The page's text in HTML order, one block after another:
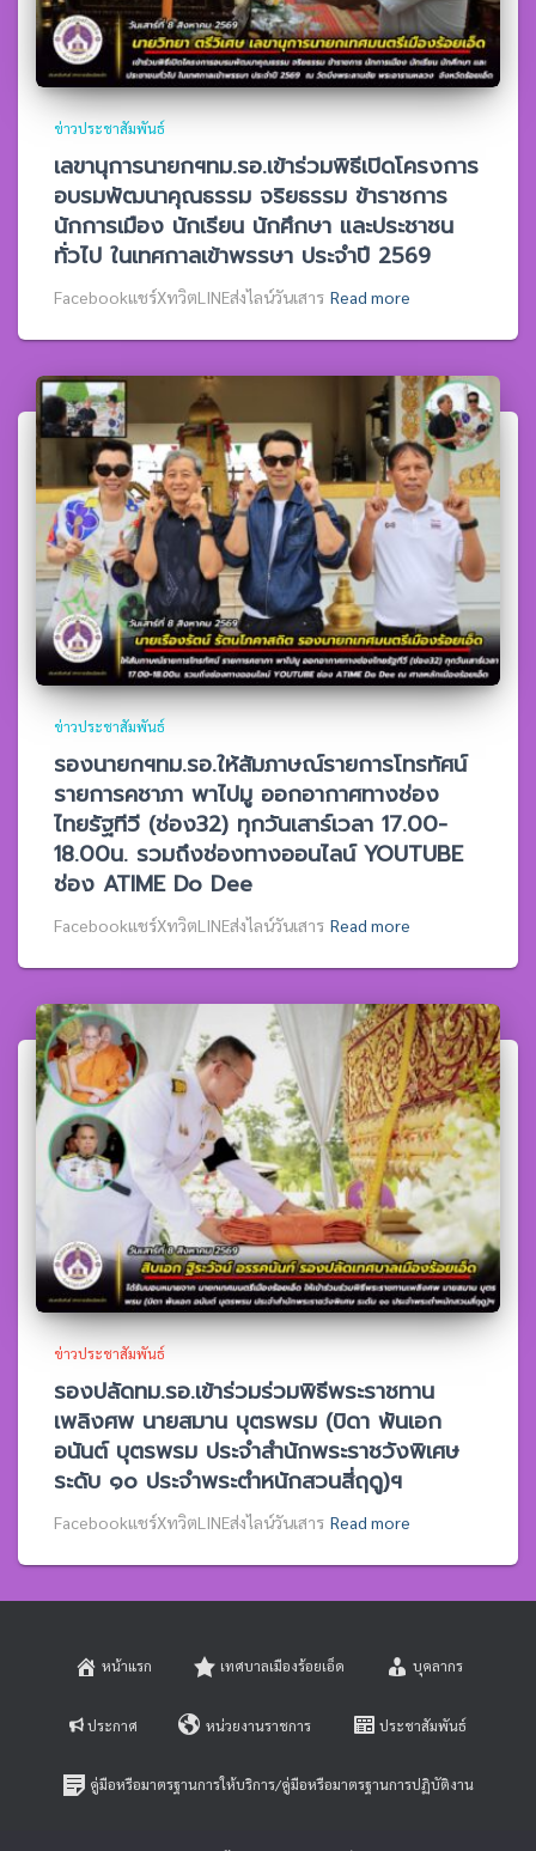
ข่าวประชาสัมพันธ์
เลขานุการนายกฯทม.รอ.เข้าร่วมพิธีเปิดโครงการ
อบรมพัฒนาคุณธรรม จริยธรรม ข้าราชการ
นักการเมือง นักเรียน นักศึกษา และประชาชน
ทั่วไป ในเทศกาลเข้าพรรษา ประจำปี 2569
Facebookแชร์XทวิตLINEส่งไลน์วันเสาร Read more
ข่าวประชาสัมพันธ์
รองนายกฯทม.รอ.ให้สัมภาษณ์รายการโทรทัศน์
รายการคชาภา พาไปมู ออกอากาศทางช่อง
ไทยรัฐทีวี (ช่อง32) ทุกวันเสาร์เวลา 17.00-
18.00น. รวมถึงช่องทางออนไลน์ YOUTUBE
ช่อง ATIME Do Dee
Facebookแชร์XทวิตLINEส่งไลน์วันเสาร Read more
ข่าวประชาสัมพันธ์
รองปลัดทม.รอ.เข้าร่วมร่วมพิธีพระราชทาน
เพลิงศพ นายสมาน บุตรพรม (บิดา พันเอก
อนันต์ บุตรพรม ประจำสำนักพระราชวังพิเศษ
ระดับ ๑๐ ประจำพระตำหนักสวนสี่ฤดู)ฯ
Facebookแชร์XทวิตLINEส่งไลน์วันเสาร Read more
หน้าแรก เทศบาลเมืองร้อยเอ็ด บุคลากร
ประกาศ หน่วยงานราชการ ประชาสัมพันธ์
คู่มือหรือมาตรฐานการให้บริการ/คู่มือหรือมาตรฐานการปฏิบัติงาน